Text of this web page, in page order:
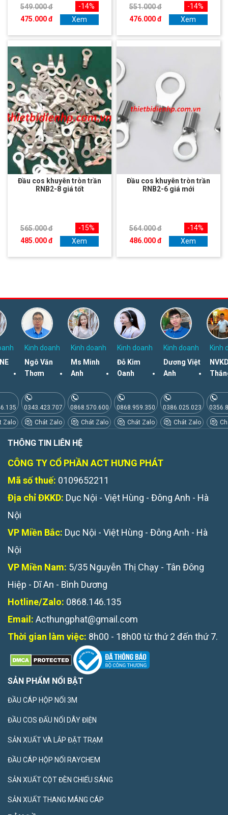
549.000 đ
475.000 đ
-14%
Xem
551.000 đ
476.000 đ
-14%
Xem
Đầu cos khuyên tròn trần
RNB2-8 giá tốt
565.000 đ
485.000 đ
-15%
Xem
Đầu cos khuyên tròn trần
RNB2-6 giá mới
564.000 đ
486.000 đ
-14%
Xem
Zalo
Kinh doanh
Ngô Văn
Thơm
0343.423.707
Chát Zalo
Kinh doanh
Ms Minh
Anh
0868.570.600
Chát Zalo
Kinh doanh
Đỗ Kim
Oanh
0868.959.350
Chát Zalo
Kinh doanh
Dương Việt
Anh
0386.025.023
Chát Zalo
Kinh
THÔNG TIN LIÊN HỆ
CÔNG TY CỔ PHẦN ACT HƯNG PHÁT
Mã số thuế: 0109652211
Địa chỉ ĐKKD: Dục Nội - Việt Hùng - Đông Anh - Hà
Nội
VP Miền Bắc: Dục Nội - Việt Hùng - Đông Anh - Hà
Nội
VP Miền Nam: 5/35 Nguyễn Thị Chạy - Tân Đông
Hiệp - Dĩ An - Bình Dương
Hotline/Zalo: 0868.146.135
Email: Acthungphat@gmail.com
Thời gian làm việc: 8h00 - 18h00 từ thứ 2 đến thứ 7.
SẢN PHẨM NỔI BẬT
ĐẦU CÁP HỘP NỐI 3M
ĐẦU COS ĐẤU NỐI DÂY ĐIỆN
SẢN XUẤT VÀ LẮP ĐẶT TRẠM
ĐẦU CÁP HỘP NỐI RAYCHEM
SẢN XUẤT CỘT ĐÈN CHIẾU SÁNG
SẢN XUẤT THANG MÁNG CÁP